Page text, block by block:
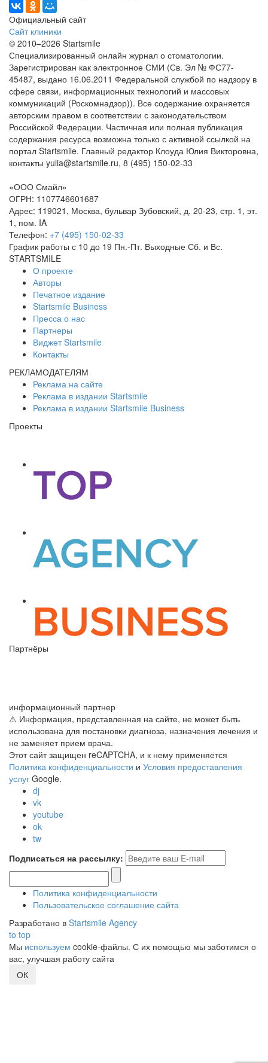
Официальный сайт
Сайт клиники
© 2010–2026 Startsmile
Специализированный онлайн журнал о стоматологии.
Зарегистрирован как электронное СМИ (Св. Эл № ФС77-
45487, выдано 16.06.2011 Федеральной службой по надзору в
сфере связи, информационных технологий и массовых
коммуникаций (Роскомнадзор)). Все содержание охраняется
авторским правом в соответствии с законодательством
Российской Федерации. Частичная или полная публикация
содержания ресурса возможна только с активной ссылкой на
портал Startsmile. Главный редактор Клоуда Юлия Викторовна,
контакты yulia@startsmile.ru, 8 (495) 150-02-33
«ООО Смайл»
ОГРН: 1107746601687
Адрес: 119021, Москва, бульвар Зубовский, д. 20-23, стр. 1, эт.
1, пом. IA
Телефон: +7 (495) 150-02-33
График работы с 10 до 19 Пн.-Пт. Выходные Сб. и Вс.
STARTSMILE
О проекте
Авторы
Печатное издание
Startsmile Business
Пресса о нас
Партнеры
Виджет Startsmile
Контакты
РЕКЛАМОДАТЕЛЯМ
Реклама на сайте
Реклама в издании Startsmile
Реклама в издании Startsmile Business
Проекты
Партнёры
информационный партнер
⚠ Информация, представленная на сайте, не может быть
использована для постановки диагноза, назначения лечения и
не заменяет прием врача.
Этот сайт защищен reCAPTCHA, и к нему применяется
Политика конфиденциальности и Условия предоставления
услуг Google.
dj
vk
youtube
ok
tw
Подписаться на рассылку:
Политика конфиденциальности
Пользовательское соглашение сайта
Разработано в Startsmile Agency
to top
Мы используем cookie-файлы. С их помощью мы заботимся о
вас, улучшая работу сайта
ОК